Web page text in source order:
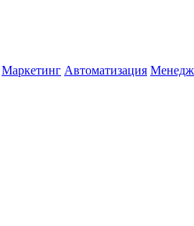
Маркетинг Автоматизация